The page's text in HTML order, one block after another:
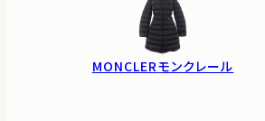
MONCLERモンクレール